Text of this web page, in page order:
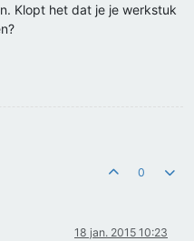
Klopt het dat je je werkstuk
0
18 jan. 2015 10:23